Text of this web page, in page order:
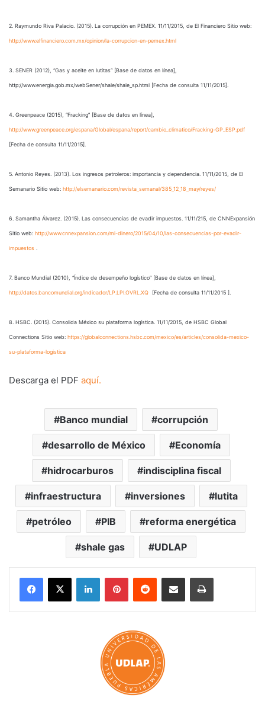
2. Raymundo Riva Palacio. (2015). La corrupción en PEMEX. 11/11/2015, de El Financiero Sitio web:
http://www.elfinanciero.com.mx/opinion/la-corrupcion-en-pemex.html
3. SENER (2012), “Gas y aceite en lutitas“ [Base de datos en línea],
http://www.energia.gob.mx/webSener/shale/shale_sp.html [Fecha de consulta 11/11/2015].
4. Greenpeace (2015), “Fracking” [Base de datos en línea],
http://www.greenpeace.org/espana/Global/espana/report/cambio_climatico/Fracking-GP_ESP.pdf
[Fecha de consulta 11/11/2015].
5. Antonio Reyes. (2013). Los ingresos petroleros: importancia y dependencia. 11/11/2015, de El
Semanario Sitio web: http://elsemanario.com/revista_semanal/385_12_18_may/reyes/
6. Samantha Álvarez. (2015). Las consecuencias de evadir impuestos. 11/11/215, de CNNExpansión
Sitio web: http://www.cnnexpansion.com/mi-dinero/2015/04/10/las-consecuencias-por-evadir-
impuestos
7. Banco Mundial (2010), “Índice de desempeño logístico” [Base de datos en línea],
http://datos.bancomundial.org/indicador/LP.LPI.OVRL.XQ [Fecha de consulta 11/11/2015 ].
8. HSBC. (2015). Consolida México su plataforma logística. 11/11/2015, de HSBC Global
Connections Sitio web: https://globalconnections.hsbc.com/mexico/es/articles/consolida-mexico-
su-plataforma-logistica
Descarga el PDF aquí.
Banco mundial corrupción
desarrollo de México Economía
hidrocarburos indisciplina fiscal
infraestructura inversiones lutita
petróleo PIB reforma energética
shale gas UDLAP
LinkedInPinterestReddit Share via Email Print